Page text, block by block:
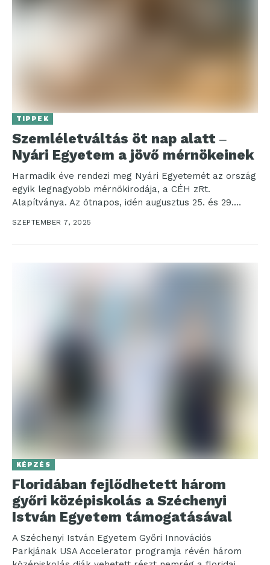
TIPPEK
Szemléletváltás öt nap alatt ‒
Nyári Egyetem a jövő mérnökeinek
Harmadik éve rendezi meg Nyári Egyetemét az ország
egyik legnagyobb mérnökirodája, a CÉH zRt.
Alapítványa. Az ötnapos, idén augusztus 25. és 29.
SZEPTEMBER 7, 2025
KÉPZÉS
Floridában fejlődhetett három
győri középiskolás a Széchenyi
István Egyetem támogatásával
A Széchenyi István Egyetem Győri Innovációs
Parkjának USA Accelerator programja révén három